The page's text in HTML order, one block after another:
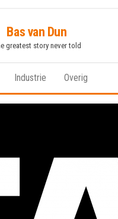
Bas van Dun
greatest story never told
Industrie Overig